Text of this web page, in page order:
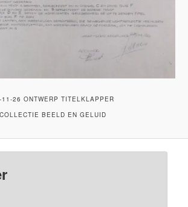
11-26 ONTWERP TITELKLAPPER
COLLECTIE BEELD EN GELUID